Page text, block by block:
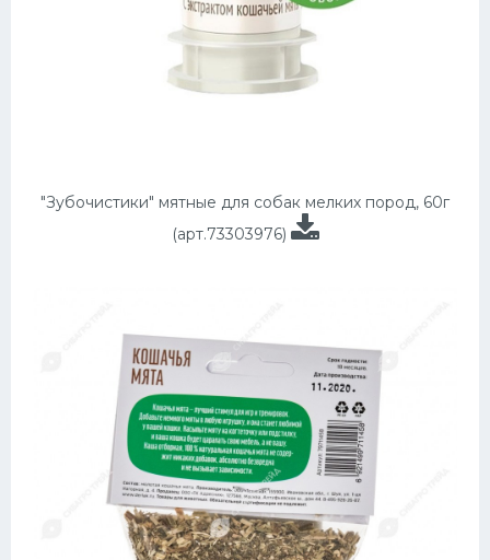
"Зубочистики" мятные для собак мелких пород, 60г
(арт.73303976)